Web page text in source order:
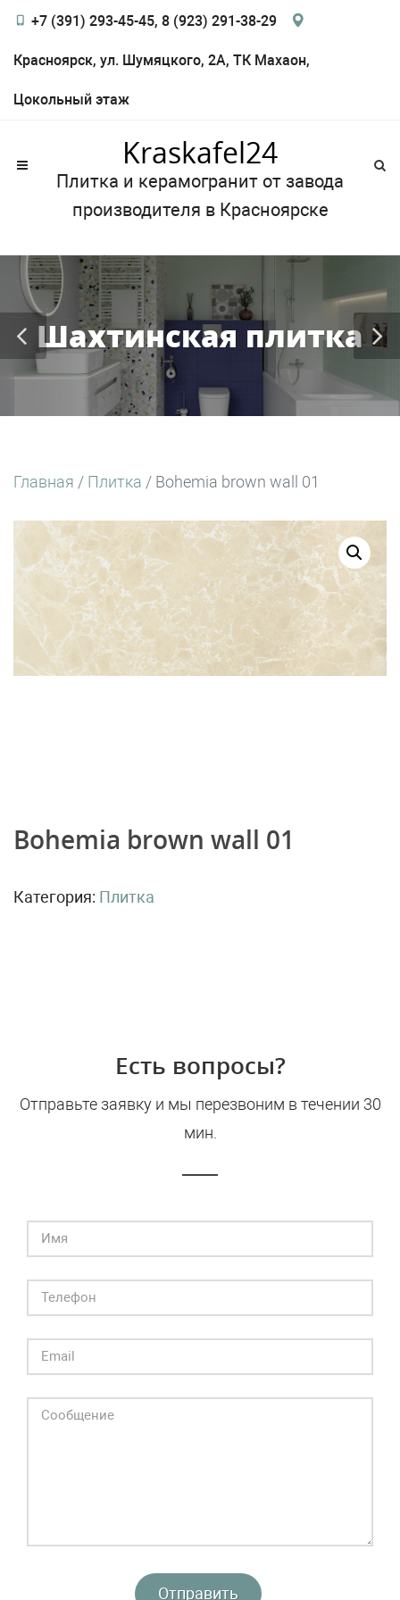
+7 (391) 293-45-45, 8 (923) 291-38-29
Красноярск, ул. Шумяцкого, 2А, ТК Махаон,
Цокольный этаж
Kraskafel24
Плитка и керамогранит от завода
производителя в Красноярске
Шахтинская плитка
Главная / Плитка / Bohemia brown wall 01
Bohemia brown wall 01
Категория: Плитка
Есть вопросы?
Отправьте заявку и мы перезвоним в течении 30
мин.
Отправить